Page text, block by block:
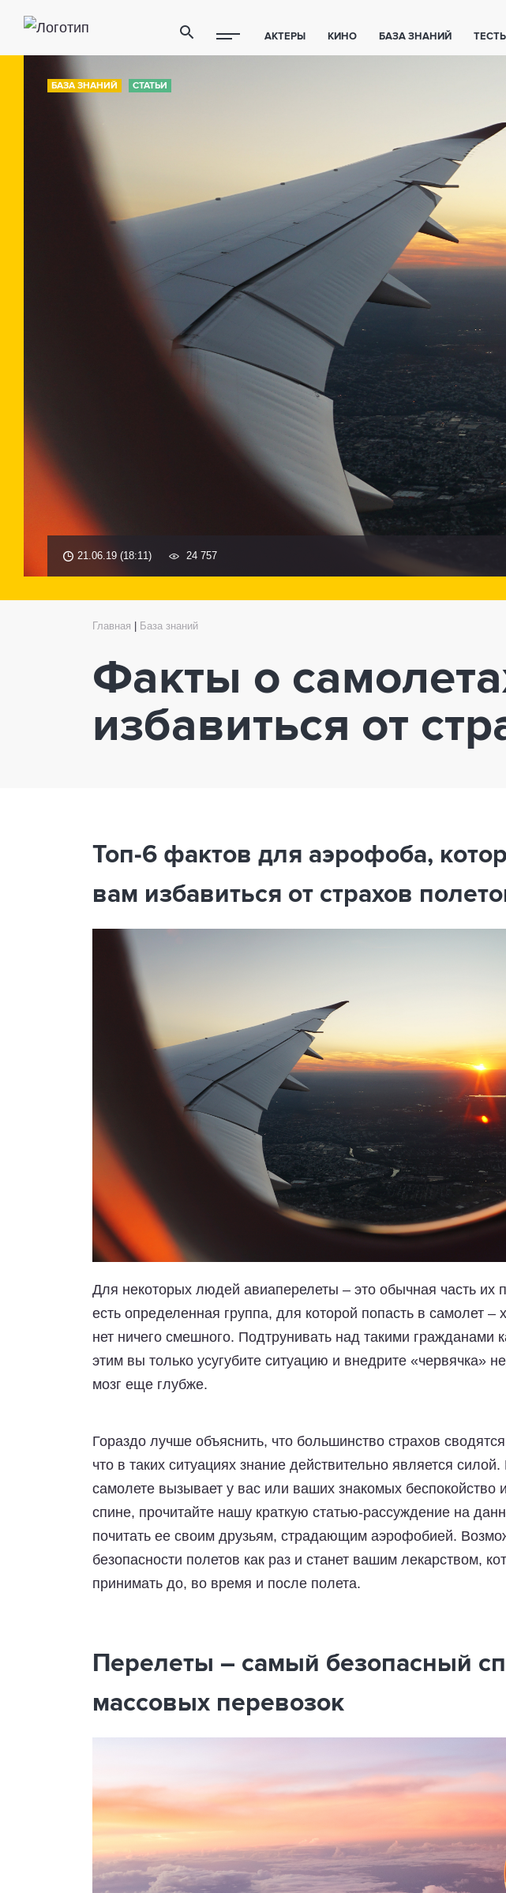
АКТЕРЫ КИНО БАЗА ЗНАНИЙ
БАЗА ЗНАНИЙ СТАТЬИ
21.06.19 (18:11) 24 757
Главная База знаний
Факты о
избавиться от
Топ-6 фактов для аэрофоба,
вам избавиться от страхов
Для некоторых людей авиаперелеты – это обычная часть их
есть определенная группа, для которой попасть в самолет –
нет ничего смешного. Подтрунивать над такими гражданами
этим вы только усугубите ситуацию и внедрите «червячка»
мозг еще глубже.
Гораздо лучше объяснить, что большинство страхов
что в таких ситуациях знание действительно является
самолете вызывает у вас или ваших знакомых беспокойство
спине, прочитайте нашу краткую статью-рассуждение на
почитать ее своим друзьям, страдающим аэрофобией.
безопасности полетов как раз и станет вашим лекарством,
принимать до, во время и после полета.
Перелеты – самый безопасный
массовых перевозок